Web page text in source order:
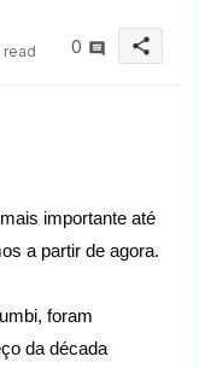
read 0 share
importante até
a partir de agora.
foram
da década